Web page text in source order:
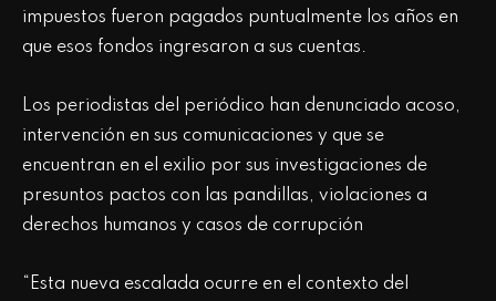
impuestos fueron pagados puntualmente los años en
que esos fondos ingresaron a sus cuentas.
Los periodistas del periódico han denunciado acoso,
intervención en sus comunicaciones y que se
encuentran en el exilio por sus investigaciones de
presuntos pactos con las pandillas, violaciones a
derechos humanos y casos de corrupción
“Esta nueva escalada ocurre en el contexto del